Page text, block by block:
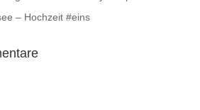
– Hochzeit #eins